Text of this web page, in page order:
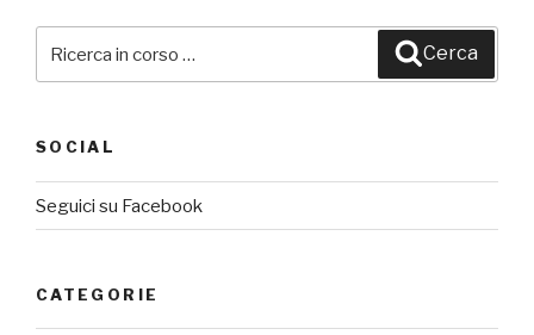
Cerca
SOCIAL
Seguici su Facebook
CATEGORIE